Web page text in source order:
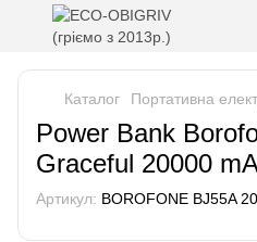
Каталог Портативна
Power Bank
Graceful 20000
Артикул: BOROFONE BJ55A